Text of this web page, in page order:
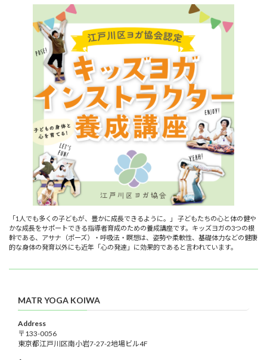
「1人でも多くの子どもが、豊かに成長できるように。」 子どもたちの心と体の健や
かな成長をサポートできる指導者育成のための養成講座です。キッズヨガの3つの根
幹である、アサナ（ポーズ）・呼吸法・瞑想は、姿勢や柔軟性、基礎体力などの健康
的な身体の発育以外にも近年「心の発達」に効果的であると言われています。
MATR YOGA KOIWA
Address
〒133-0056
東京都江戸川区南小岩7-27-2地場ビル4F